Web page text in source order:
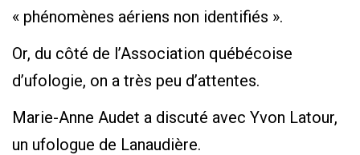
« phénomènes aériens non identifiés ».
Or, du côté de l’Association québécoise
d’ufologie, on a très peu d’attentes.
Marie-Anne Audet a discuté avec Yvon Latour,
un ufologue de Lanaudière.